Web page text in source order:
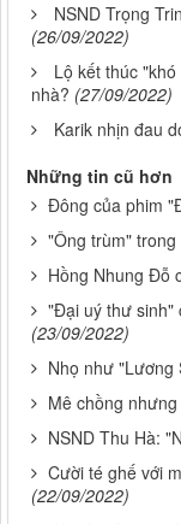
NSND Trọng
(26/09/2022)
Lộ kết thúc
nhà? (27/09/2022)
Karik nhịn đau
Những tin cũ hơn
Đông của phim
"Ông trùm"
Hồng Nhung Đỗ
"Đại uý thư sinh"
(23/09/2022)
Nhọ như "Lương
Mê chồng
NSND Thu Hà:
Cười té ghế với
(22/09/2022)